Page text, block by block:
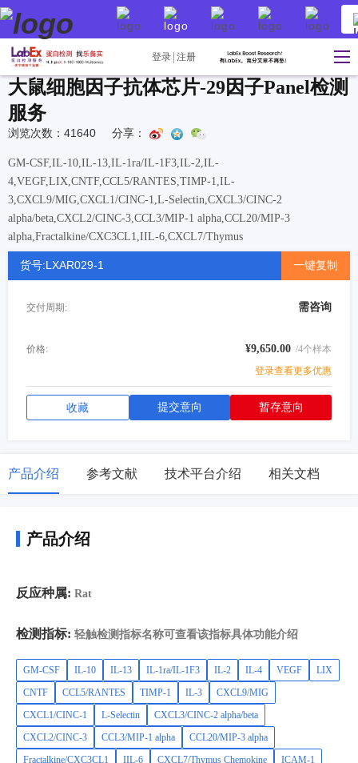
登录 注册
大鼠细胞因子抗体芯片-29因子Panel检测
服务
浏览次数：41640 分享：
GM-CSF,IL-10,IL-13,IL-1ra/IL-1F3,IL-2,IL-
4,VEGF,LIX,CNTF,CCL5/RANTES,TIMP-1,IL-
3,CXCL9/MIG,CXCL1/CINC-1,L-Selectin,CXCL3/CINC-2
alpha/beta,CXCL2/CINC-3,CCL3/MIP-1 alpha,CCL20/MIP-3
alpha,Fractalkine/CXC3CL1,IIL-6,CXCL7/Thymus
Chemokine,ICAM-1,IFN-gamma,IL-17,TNF-alpha,IL-1
alpha/IL-1F1,CXCL10/IP-10,IL-1 beta/IL-1F2
货号:LXAR029-1 一键复制
交付周期: 需咨询
价格: ¥9,650.00 /4个样本
登录查看更多优惠
收藏 提交意向 暂存意向
产品介绍 参考文献 技术平台介绍 相关文档
产品介绍
反应种属: Rat
检测指标: 轻触检测指标名称可查看该指标具体功能介绍
GM-CSF IL-10 IL-13 IL-1ra/IL-1F3 IL-2 IL-4 VEGF
LIX
CNTF
CCL5/RANTES TIMP-1 IL-3
CXCL9/MIG
CXCL1/CINC-1
L-Selectin
CXCL3/CINC-2 alpha/beta
CXCL2/CINC-3
CCL3/MIP-1 alpha
CCL20/MIP-3 alpha
Fractalkine/CXC3CL1
IIL-6 CXCL7/Thymus Chemokine
ICAM-1